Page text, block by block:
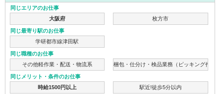
同じエリアのお仕事
大阪府
枚方市
同じ最寄り駅のお仕事
学研都市線津田駅
同じ職種のお仕事
その他軽作業・配送・物流系
梱包・仕分け・検品業務（ピッキング作業
同じメリット・条件のお仕事
時給1500円以上
駅近!徒歩5分以内